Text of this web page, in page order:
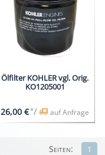
Ölfilter KOHLER vgl. Orig.
KO1205001
26,00 €*/ auf Anfrage
1
Seiten: